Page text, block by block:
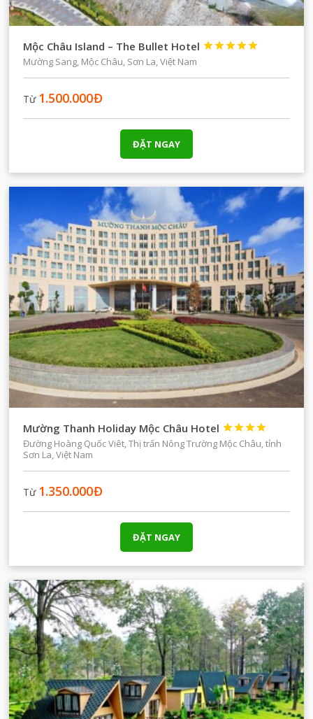
Mộc Châu Island – The Bullet Hotel 




Mường Sang, Mộc Châu, Sơn La, Việt Nam
Từ 1.500.000Đ
ĐẶT NGAY
Mường Thanh Holiday Mộc Châu Hotel 



Đường Hoàng Quốc Viêt, Thị trấn Nông Trường Mộc Châu, tỉnh
Sơn La, Việt Nam
Từ 1.350.000Đ
ĐẶT NGAY